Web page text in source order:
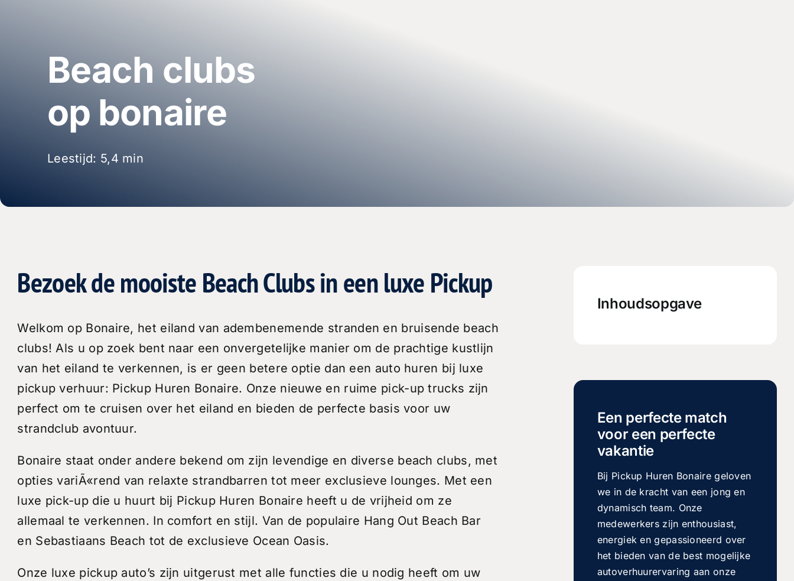
Beach clubs
op bonaire
Leestijd: 5,4 min
Bezoek de mooiste Beach Clubs in een luxe Pickup
Welkom op Bonaire, het eiland van adembenemende stranden en bruisende beach
clubs! Als u op zoek bent naar een onvergetelijke manier om de prachtige kustlijn
van het eiland te verkennen, is er geen betere optie dan een auto huren bij luxe
pickup verhuur: Pickup Huren Bonaire. Onze nieuwe en ruime pick-up trucks zijn
perfect om te cruisen over het eiland en bieden de perfecte basis voor uw
strandclub avontuur.
Bonaire staat onder andere bekend om zijn levendige en diverse beach clubs, met
opties variÃ«rend van relaxte strandbarren tot meer exclusieve lounges. Met een
luxe pick-up die u huurt bij Pickup Huren Bonaire heeft u de vrijheid om ze
allemaal te verkennen. In comfort en stijl. Van de populaire Hang Out Beach Bar
en Sebastiaans Beach tot de exclusieve Ocean Oasis.
Onze luxe pickup auto’s zijn uitgerust met alle functies die u nodig heeft om uw
Inhoudsopgave
Een perfecte match
voor een perfecte
vakantie
Bij Pickup Huren Bonaire geloven
we in de kracht van een jong en
dynamisch team. Onze
medewerkers zijn enthousiast,
energiek en gepassioneerd over
het bieden van de best mogelijke
autoverhuurervaring aan onze